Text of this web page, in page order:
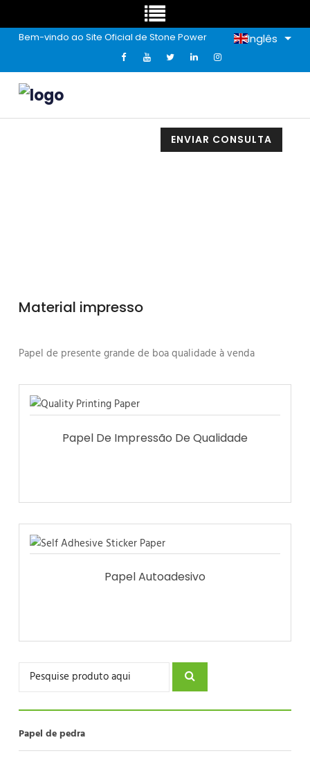
Bem-vindo ao Site Oficial de Stone Power Inglês
ENVIAR CONSULTA
Material impresso
Papel de presente grande de boa qualidade à venda
Papel De Impressão De Qualidade
Papel Autoadesivo
Papel de pedra